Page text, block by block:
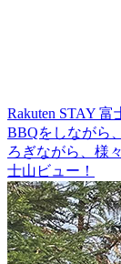
Rakuten STAY 富
BBQをしながら
ろぎながら、様
士山ビュー！